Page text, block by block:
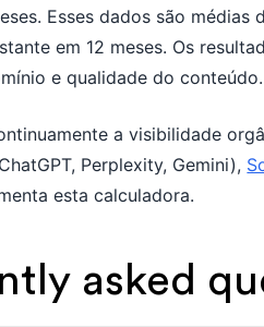
Esses dados são médias
em 12 meses. Os
e qualidade do conteúdo.
a visibilidade
Perplexity, Gemini),
esta calculadora.
asked